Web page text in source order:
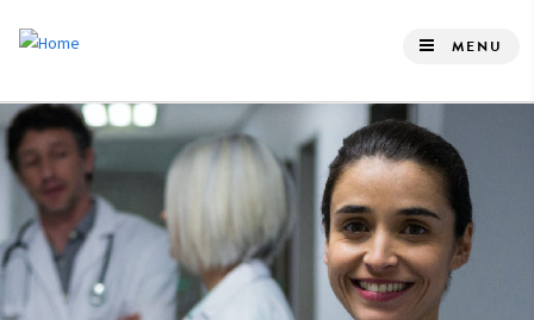
de
inhoud
gaan
MENU